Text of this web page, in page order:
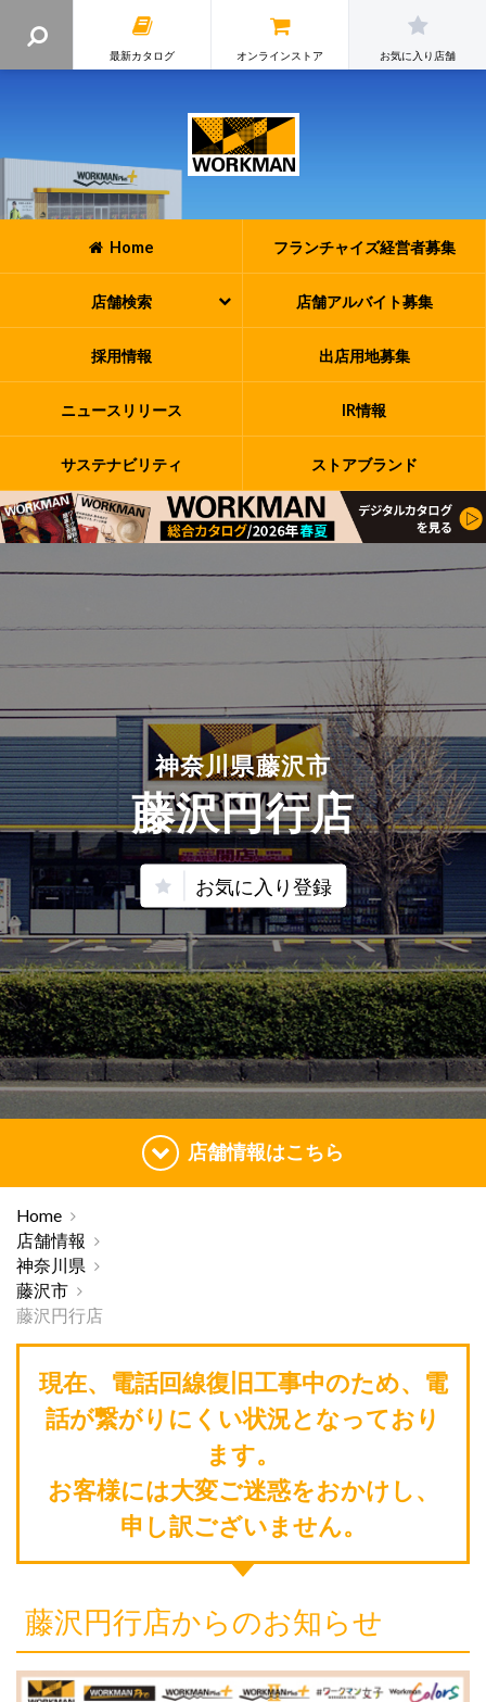
最新カタログ オンラインストア お気に入り店舗
Home フランチャイズ経営者募集
店舗検索 店舗アルバイト募集
採用情報 出店用地募集
ニュースリリース IR情報
サステナビリティ ストアブランド
神奈川県藤沢市
藤沢円行店
お気に入り登録
店舗情報はこちら
Home
店舗情報
神奈川県
藤沢市
藤沢円行店
現在、電話回線復旧工事中のため、電
話が繋がりにくい状況となっており
ます。
お客様には大変ご迷惑をおかけし、
申し訳ございません。
藤沢円行店からのお知らせ